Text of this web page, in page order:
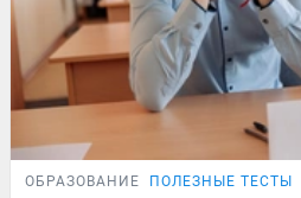
ОБРАЗОВАНИЕ ПОЛЕЗНЫЕ ТЕСТЫ